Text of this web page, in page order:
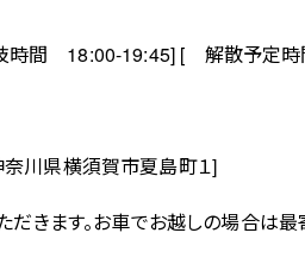
時間 18:00-19:45] [ 解散予定
川県横須賀市夏島町１]
きます。お車でお越しの場合は最